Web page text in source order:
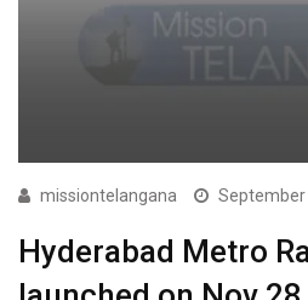
missiontelangana September
Hyderabad Metro